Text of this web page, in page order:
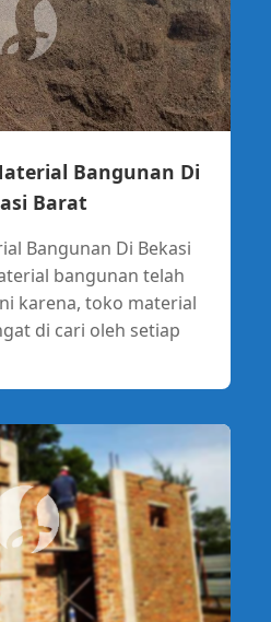
Bangunan Di
Barat
Bangunan Di Bekasi
bangunan telah
karena, toko material
di cari oleh setiap